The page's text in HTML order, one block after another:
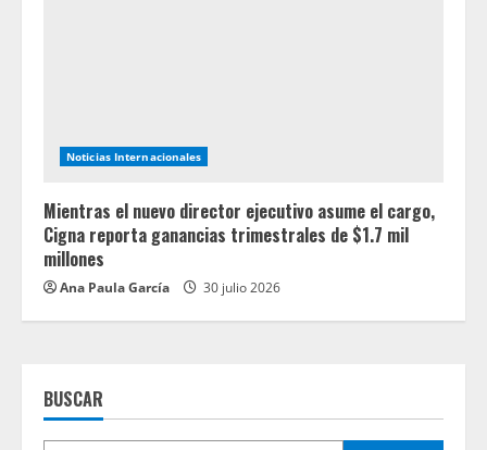
Noticias Internacionales
Mientras el nuevo director ejecutivo asume el cargo,
Cigna reporta ganancias trimestrales de $1.7 mil
millones
Ana Paula García 30 julio 2026
BUSCAR